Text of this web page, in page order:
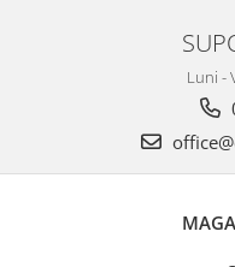
Luni -